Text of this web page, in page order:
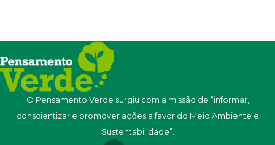
O Pensamento Verde surgiu com a missão de “informar,
conscientizar e promover ações a favor do Meio Ambiente e
Sustentabilidade”.